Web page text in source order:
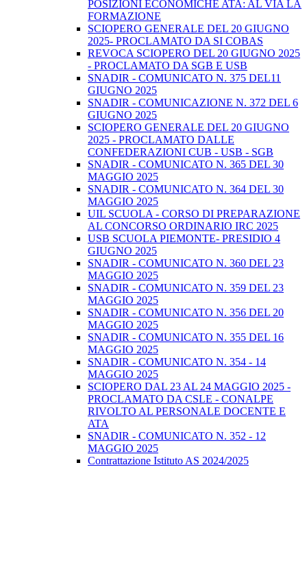
POSIZIONI ECONOMICHE ATA: AL VIA LA
FORMAZIONE
SCIOPERO GENERALE DEL 20 GIUGNO
2025- PROCLAMATO DA SI COBAS
REVOCA SCIOPERO DEL 20 GIUGNO 2025
- PROCLAMATO DA SGB E USB
SNADIR - COMUNICATO N. 375 DEL11
GIUGNO 2025
SNADIR - COMUNICAZIONE N. 372 DEL 6
GIUGNO 2025
SCIOPERO GENERALE DEL 20 GIUGNO
2025 - PROCLAMATO DALLE
CONFEDERAZIONI CUB - USB - SGB
SNADIR - COMUNICATO N. 365 DEL 30
MAGGIO 2025
SNADIR - COMUNICATO N. 364 DEL 30
MAGGIO 2025
UIL SCUOLA - CORSO DI PREPARAZIONE
AL CONCORSO ORDINARIO IRC 2025
USB SCUOLA PIEMONTE- PRESIDIO 4
GIUGNO 2025
SNADIR - COMUNICATO N. 360 DEL 23
MAGGIO 2025
SNADIR - COMUNICATO N. 359 DEL 23
MAGGIO 2025
SNADIR - COMUNICATO N. 356 DEL 20
MAGGIO 2025
SNADIR - COMUNICATO N. 355 DEL 16
MAGGIO 2025
SNADIR - COMUNICATO N. 354 - 14
MAGGIO 2025
SCIOPERO DAL 23 AL 24 MAGGIO 2025 -
PROCLAMATO DA CSLE - CONALPE
RIVOLTO AL PERSONALE DOCENTE E
ATA
SNADIR - COMUNICATO N. 352 - 12
MAGGIO 2025
Contrattazione Istituto AS 2024/2025